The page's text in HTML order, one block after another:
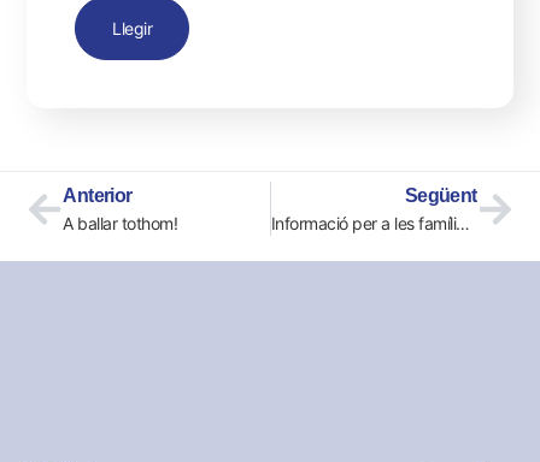
Llegir
Anterior
A ballar tothom!
Següent
Informació per a les famílies de 4t d’ESO